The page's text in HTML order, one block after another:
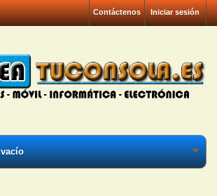
Iniciar sesión
Contáctenos
vacío